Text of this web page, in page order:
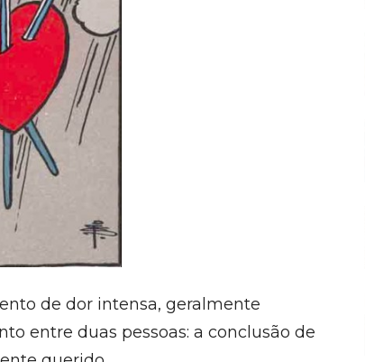
de dor intensa, geralmente
entre duas pessoas: a conclusão de